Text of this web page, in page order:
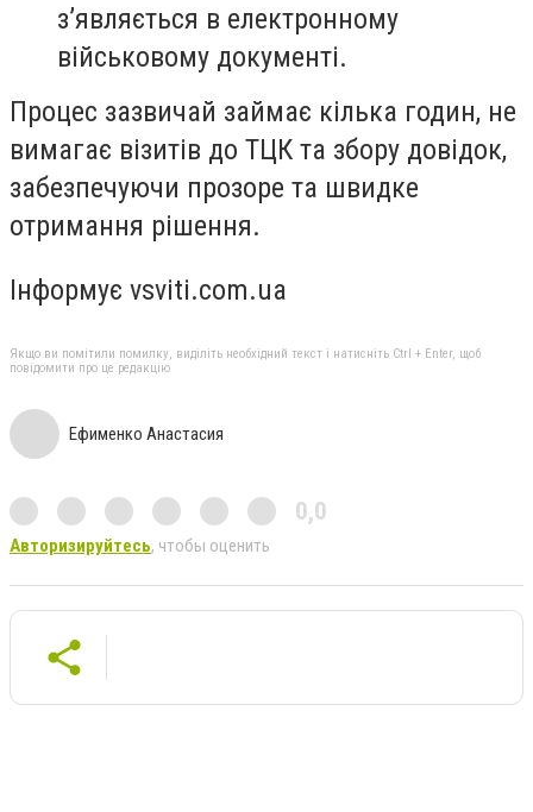
з’являється в електронному
військовому документі.
Процес зазвичай займає кілька годин, не
вимагає візитів до ТЦК та збору довідок,
забезпечуючи прозоре та швидке
отримання рішення.
Інформує vsviti.com.ua
Якщо ви помітили помилку, виділіть необхідний текст і натисніть Ctrl + Enter, щоб
повідомити про це редакцію
Ефименко Анастасия
0,0
Авторизируйтесь, чтобы оценить